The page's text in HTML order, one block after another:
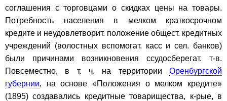
соглашения с торговцами о скидках цены на товары.
Потребность населения в мелком краткосрочном
кредите и неудовлетворит. положение общест. кредитных
учреждений (волостных вспомогат. касс и сел. банков)
были причинами возникновения ссудосберегат. т-в.
Повсеместно, в т. ч. на территории Оренбургской
губернии, на основе «Положения о мелком кредите»
(1895) создавались кредитные товарищества, к-рые, в